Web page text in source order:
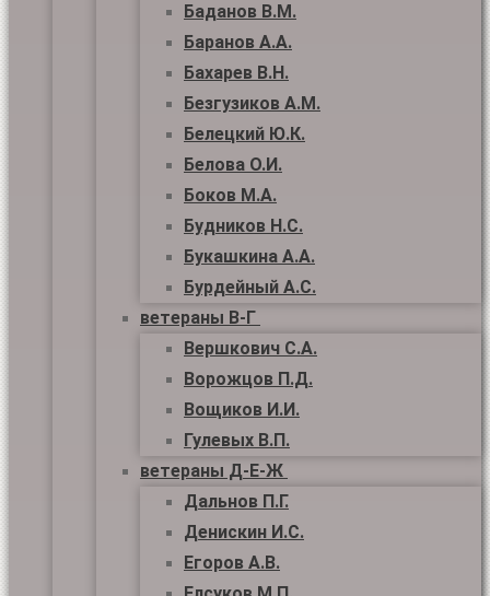
Баданов В.М.
Баранов А.А.
Бахарев В.Н.
Безгузиков А.М.
Белецкий Ю.К.
Белова О.И.
Боков М.А.
Будников Н.С.
Букашкина А.А.
Бурдейный А.С.
ветераны В-Г
Вершкович С.А.
Ворожцов П.Д.
Вощиков И.И.
Гулевых В.П.
ветераны Д-Е-Ж
Дальнов П.Г.
Денискин И.С.
Егоров А.В.